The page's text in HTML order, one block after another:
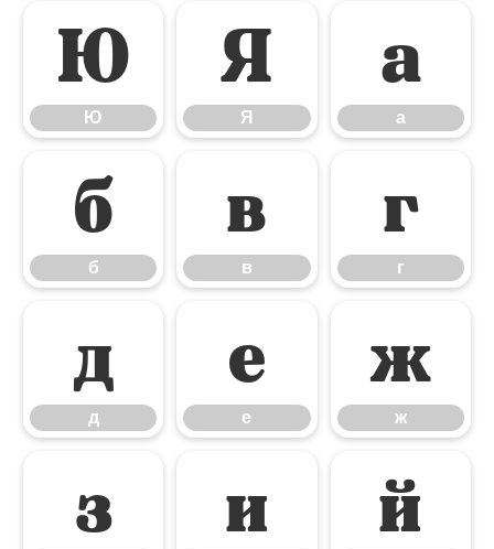
Ю
Ю
Я
Я
а
а
б
б
в
в
г
г
д
д
е
е
ж
ж
з и й